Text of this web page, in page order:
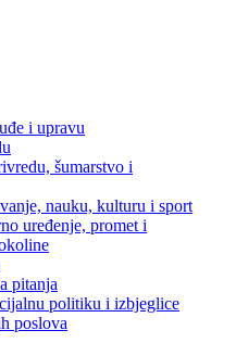
i upravu
šumarstvo i
nauku, kulturu i sport
uređenje, promet i
pitanja
politiku i izbjeglice
poslova